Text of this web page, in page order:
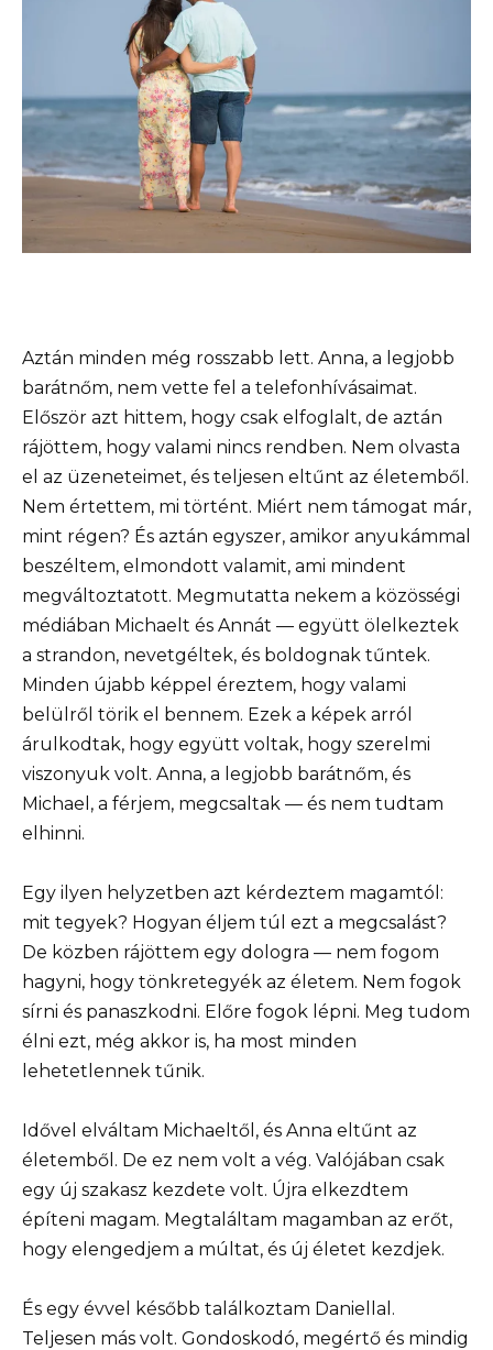
Aztán minden még rosszabb lett. Anna, a legjobb
barátnőm, nem vette fel a telefonhívásaimat.
Először azt hittem, hogy csak elfoglalt, de aztán
rájöttem, hogy valami nincs rendben. Nem olvasta
el az üzeneteimet, és teljesen eltűnt az életemből.
Nem értettem, mi történt. Miért nem támogat már,
mint régen? És aztán egyszer, amikor anyukámmal
beszéltem, elmondott valamit, ami mindent
megváltoztatott. Megmutatta nekem a közösségi
médiában Michaelt és Annát — együtt ölelkeztek
a strandon, nevetgéltek, és boldognak tűntek.
Minden újabb képpel éreztem, hogy valami
belülről törik el bennem. Ezek a képek arról
árulkodtak, hogy együtt voltak, hogy szerelmi
viszonyuk volt. Anna, a legjobb barátnőm, és
Michael, a férjem, megcsaltak — és nem tudtam
elhinni.
Egy ilyen helyzetben azt kérdeztem magamtól:
mit tegyek? Hogyan éljem túl ezt a megcsalást?
De közben rájöttem egy dologra — nem fogom
hagyni, hogy tönkretegyék az életem. Nem fogok
sírni és panaszkodni. Előre fogok lépni. Meg tudom
élni ezt, még akkor is, ha most minden
lehetetlennek tűnik.
Idővel elváltam Michaeltől, és Anna eltűnt az
életemből. De ez nem volt a vég. Valójában csak
egy új szakasz kezdete volt. Újra elkezdtem
építeni magam. Megtaláltam magamban az erőt,
hogy elengedjem a múltat, és új életet kezdjek.
És egy évvel később találkoztam Daniellal.
Teljesen más volt. Gondoskodó, megértő és mindig